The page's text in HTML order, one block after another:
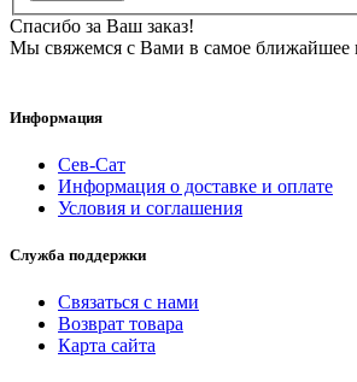
Спасибо за Ваш заказ!
Мы свяжемся с Вами в самое ближайшее
Информация
Сев-Сат
Информация о доставке и оплате
Условия и соглашения
Служба поддержки
Связаться с нами
Возврат товара
Карта сайта